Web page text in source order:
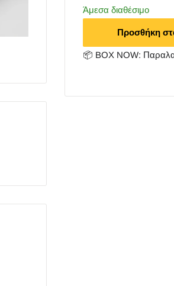
Άμεσα διαθέσιμο
Προσθήκη
📦 BOX NOW: